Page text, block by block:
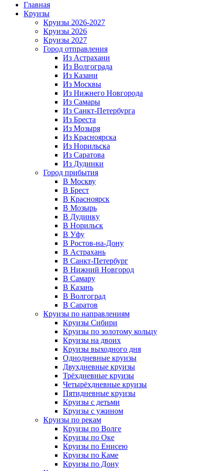
Главная
Круизы
Круизы 2026-2027
Круизы 2026
Круизы 2027
Город отправления
Из Астрахани
Из Волгограда
Из Казани
Из Москвы
Из Нижнего Новгорода
Из Самары
Из Санкт-Петербурга
Из Бреста
Из Мозыря
Из Красноярска
Из Норильска
Из Саратова
Из Дудинки
Город прибытия
В Москву
В Брест
В Красноярск
В Мозырь
В Дудинку
В Норильск
В Уфу
В Ростов-на-Дону
В Астрахань
В Санкт-Петербург
В Нижний Новгород
В Самару
В Казань
В Волгоград
В Саратов
Круизы по направлениям
Круизы Сибири
Круизы по золотому кольцу
Круизы на двоих
Круизы выходного дня
Однодневные круизы
Двухдневные круизы
Трёхдневные круизы
Четырёхдневные круизы
Пятидневные круизы
Круизы с детьми
Круизы с ужином
Круизы по рекам
Круизы по Волге
Круизы по Оке
Круизы по Енисею
Круизы по Каме
Круизы по Дону